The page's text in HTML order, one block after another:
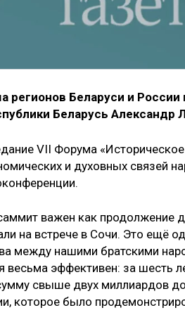
регионов Беларуси и
Беларусь Александр
VII Форума
и духовных связей
важен как продолжение
на встрече в Сочи. Это ещё
между нашими братскими
весьма эффективен: за шесть
свыше двух миллиардов
которое было